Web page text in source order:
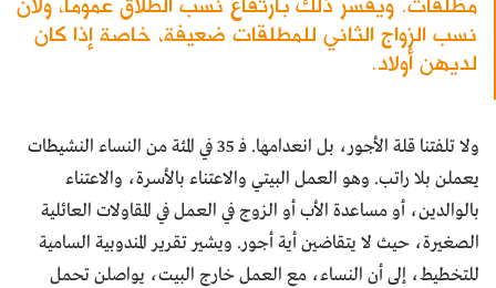
نسب الزواج الثاني للمطلقات ضعيفة، خاصة إذا كان
لديهن أولاد.
ولا تلفتنا قلة الأجور، بل انعدامها. فـ 35 في المئة من النساء النشيطات
يعملن بلا راتب. وهو العمل البيتي والاعتناء بالأسرة، والاعتناء
بالوالدين، أو مساعدة الأب أو الزوج في العمل في المقاولات العائلية
الصغيرة، حيث لا يتقاضين أية أجور. ويشير تقرير المندوبية السامية
للتخطيط، إلى أن النساء، مع العمل خارج البيت، يواصلن تحمل